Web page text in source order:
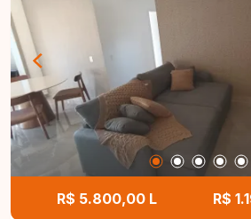
dia a dia. O condomínio oferece
com espaço gourmet e
office e 2 elevadores,
comodidade, praticidade e lazer
Entre em contato com a Delta
sua visita. Nossa equipe está
apresentar todos os detalhes
ajudar você a encontrar a
morar ou investir.
R$ 5.800,00 L R$